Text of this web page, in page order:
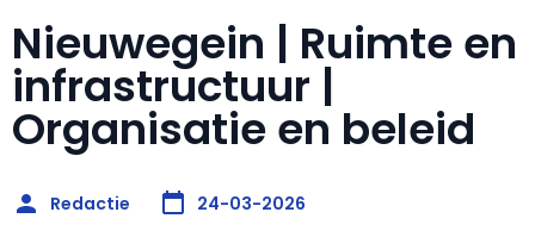
Nieuwegein | Ruimte en
infrastructuur |
Organisatie en beleid
Redactie 24-03-2026